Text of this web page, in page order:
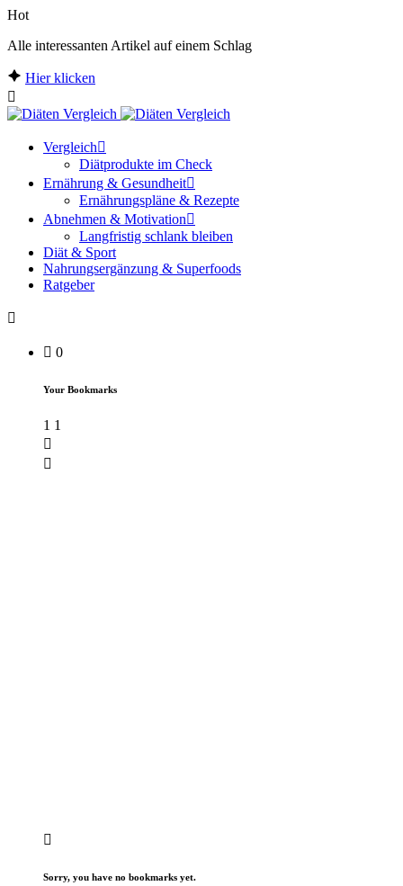
Hot
Alle interessanten Artikel auf einem Schlag
Hier klicken
Vergleich
Diätprodukte im Check
Ernährung & Gesundheit
Ernährungspläne & Rezepte
Abnehmen & Motivation
Langfristig schlank bleiben
Diät & Sport
Nahrungsergänzung & Superfoods
Ratgeber
0
Your Bookmarks
1 1
Sorry, you have no bookmarks yet.